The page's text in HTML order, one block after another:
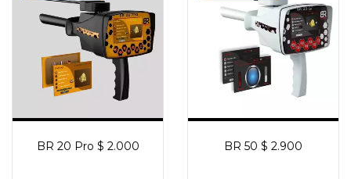
BR 20 Pro $ 2.000 BR 50 $ 2.900